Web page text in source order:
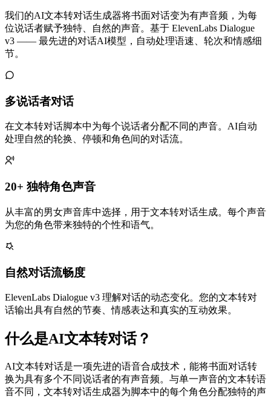
我们的AI文本转对话生成器将书面对话变为有声音频，为每
位说话者赋予独特、自然的声音。基于 ElevenLabs Dialogue
v3 —— 最先进的对话AI模型，自动处理语速、轮次和情感细
节。
多说话者对话
在文本转对话脚本中为每个说话者分配不同的声音。AI自动
处理自然的轮换、停顿和角色间的对话流。
20+ 独特角色声音
从丰富的男女声音库中选择，用于文本转对话生成。每个声音
为您的角色带来独特的个性和语气。
自然对话流畅度
ElevenLabs Dialogue v3 理解对话的动态变化。您的文本转对
话输出具有自然的节奏、情感表达和真实的互动效果。
什么是AI文本转对话？
AI文本转对话是一项先进的语音合成技术，能将书面对话转
换为具有多个不同说话者的有声音频。与单一声音的文本转语
音不同，文本转对话生成器为脚本中的每个角色分配独特的声